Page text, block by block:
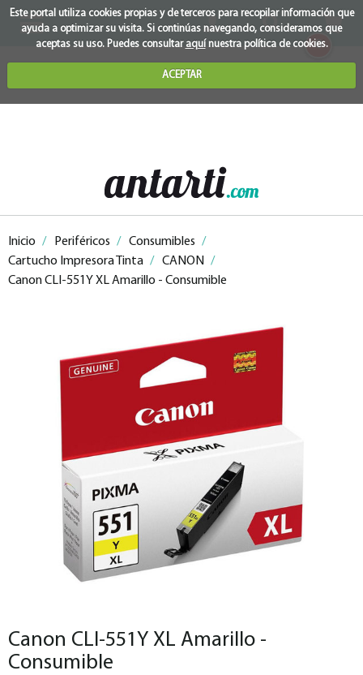
Este portal utiliza cookies propias y de terceros para recopilar información que
ayuda a optimizar su visita. Si continúas navegando, consideramos que
aceptas su uso. Puedes consultar aquínuestra política de cookies.
ACEPTAR
0
Inicio / Periféricos / Consumibles /
Cartucho Impresora Tinta / CANON
/
Canon CLI-551Y XL Amarillo - Consumible
Canon CLI-551Y XL Amarillo -
Consumible